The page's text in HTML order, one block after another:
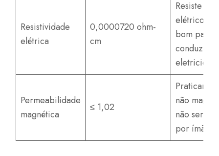
Resistividade
elétrica
0,0000720 ohm-
cm
Resiste ao
elétrico,
bom para
conduzir
Permeabilidade
magnética
≤ 1,02
não
não será
por ímãs